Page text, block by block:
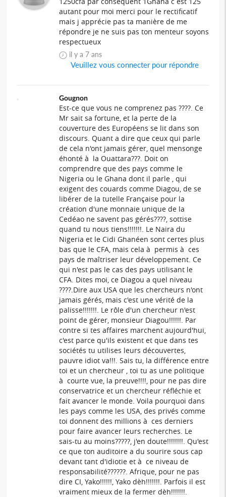
autant pour moi merci pour le rectificatif
mais j apprécie pas ta manière de me
répondre je ne suis pas ton menteur soyons
respectueux
il y a 7 ans
Veuillez vous connecter pour répondre
Gougnon
Est-ce que vous ne comprenez pas ????. Ce
Mr sait sa fortune, et la perte de la
couverture des Européens se lit dans son
discours. Quant a dire que ceux qui parle
de cela n'ont jamais gérer, quel mensonge
éhonté à la Ouattara???. Doit on
comprendre que des pays comme le
Nigeria ou le Ghana dont il parle , qui
exigent des couards comme Diagou, de se
libérer de la tutelle Française pour la
création d'une monnaie unique de la
Cedéao ne savent pas gérés????, sottise
quand tu nous tiens!!!!!!!. Le Naira du
Nigeria et le Cidi Ghanéen sont certes plus
bas que le CFA, mais cela à permis à ces
pays de maîtriser leur développement. Ce
qui n'est pas le cas des pays utilisant le
CFA. Dites moi, ce Diagou a quel niveau
????.Dire aux USA que les chercheurs n'ont
jamais gérés, mais c'est une vérité de la
palisse!!!!!!!. Le rôle d'un chercheur n'est
point de gérer, monsieur Diagou!!!!!!. Par
contre si tes affaires marchent aujourd'hui,
c'est parce qu'ils existent et que dans tes
sociétés tu utilises leurs découvertes,
pauvre idiot va!!!. Sais tu, la différence entre
toi et un chercheur , toi tu as une politique
à courte vue, la preuve!!!!, pour ne pas dire
conservatrice et un chercheur réfléchie et
fait avancer le monde. Voila pourquoi dans
les pays comme les USA, des privés comme
toi donnent des millions à ces derniers
pour faire avancer leurs recherches. Le
sais-tu au moins?????, j'en doute!!!!!!!!. Qu'est
ce que ton auditoire a du sourire sous cap
devant tant d'idiotie et à ce niveau de
responsabilité??????. Afrique, pour ne pas
dire CI, Yako!!!!!!, Yako dèh!!!!!!!. Parfois il est
vraiment mieux de la fermer dèh!!!!!!!.